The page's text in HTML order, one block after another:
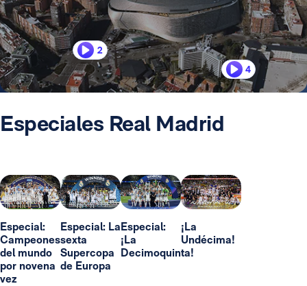
2
4
Especiales Real Madrid
Especial:
Campeones
del mundo
por novena
vez
Especial: La
sexta
Supercopa
de Europa
Especial:
¡La
Decimoquinta!
¡La
Undécima!